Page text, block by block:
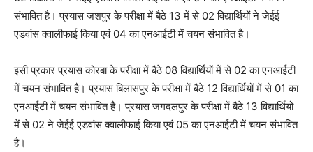
संभावित है। प्रयास जशपुर के परीक्षा में बैठे 13 में से 02 विद्यार्थियों ने जेईई
एडवांस क्वालीफाई किया एवं 04 का एनआईटी में चयन संभावित है।
इसी प्रकार प्रयास कोरबा के परीक्षा में बैठे 08 विद्यार्थियों में से 02 का एनआईटी
में चयन संभावित है। प्रयास बिलासपुर के परीक्षा में बैठे 12 विद्यार्थियों में से 01 का
एनआईटी में चयन संभावित है। प्रयास जगदलपुर के परीक्षा में बैठे 13 विद्यार्थियों
में से 02 ने जेईई एडवांस क्वालीफाई किया एवं 05 का एनआईटी में चयन संभावित
है।